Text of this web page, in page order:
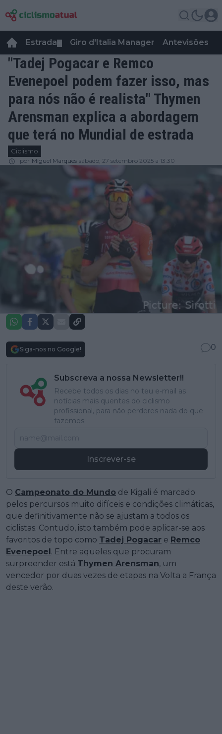
Estrada Giro d'Italia Manager Antevisões
"Tadej Pogacar e Remco
Evenepoel podem fazer isso, mas
para nós não é realista" Thymen
Arensman explica a abordagem
que terá no Mundial de estrada
Ciclismo
por Miguel Marques sábado, 27 setembro 2025 a 13:30
Siga-nos no Google! 0
Subscreva a nossa Newsletter!!
Recebe todos os dias no teu e-mail as
notícias mais quentes do ciclismo
profissional, para não perderes nada do que
fazemos.
Inscrever-se
O Campeonato do Mundo de Kigali é marcado
pelos percursos muito difíceis e condições climáticas,
que definitivamente não se ajustam a todos os
ciclistas. Contudo, isto também pode aplicar-se aos
favoritos de topo como Tadej Pogacar e Remco
Evenepoel. Entre aqueles que procuram
surpreender está Thymen Arensman, um
vencedor por duas vezes de etapas na Volta a França
deste verão.